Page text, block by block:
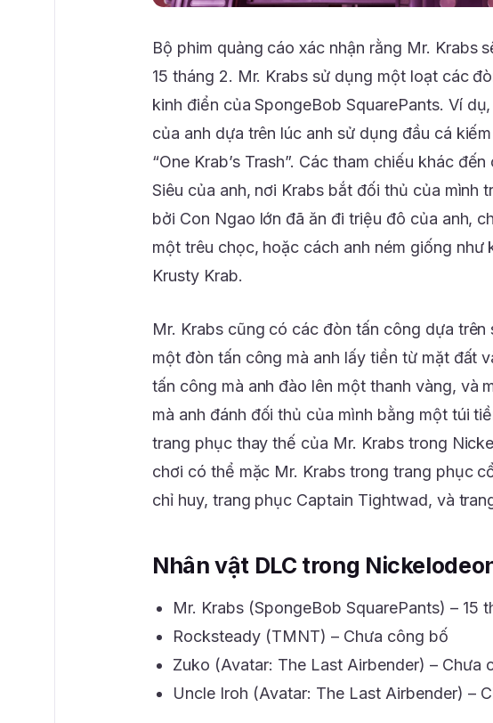
Bộ phim quảng cáo xác nhận rằng Mr. Krabs
15 tháng 2. Mr. Krabs sử dụng một loạt các
kinh điển của SpongeBob SquarePants. Ví
của anh dựa trên lúc anh sử dụng đầu cá
“One Krab’s Trash”. Các tham chiếu khác
Siêu của anh, nơi Krabs bắt đối thủ của mình
bởi Con Ngao lớn đã ăn đi triệu đô của anh,
một trêu chọc, hoặc cách anh ném giống như
Krusty Krab.
Mr. Krabs cũng có các đòn tấn công dựa
một đòn tấn công mà anh lấy tiền từ mặt đất
tấn công mà anh đào lên một thanh vàng, và
mà anh đánh đối thủ của mình bằng một túi
trang phục thay thế của Mr. Krabs trong
chơi có thể mặc Mr. Krabs trong trang phục
chỉ huy, trang phục Captain Tightwad, và
Nhân vật DLC trong
Mr. Krabs (SpongeBob SquarePants) – 15
Rocksteady (TMNT) – Chưa công bố
Zuko (Avatar: The Last Airbender) – Chưa
Uncle Iroh (Avatar: The Last Airbender) –